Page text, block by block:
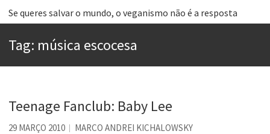
Tem que filmar isso daí
Aprender a fracassar é o segredo do sucesso
Esse tal de Rock Gaúcho
Os causos de Jorge Luis Borges
Tag: música escocesa
Teenage Fanclub: Baby Lee
29 MARÇO 2010 MARCO ANDREI KICHALOWSKY